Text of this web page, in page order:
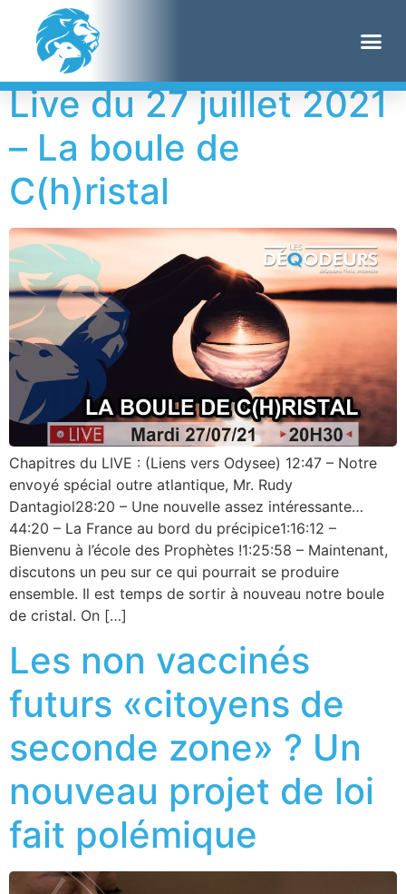
Étiquette :
Live du 27 juillet 2021
– La boule de
C(h)ristal
Chapitres du LIVE : (Liens vers Odysee) 12:47 – Notre
envoyé spécial outre atlantique, Mr. Rudy
Dantagiol28:20 – Une nouvelle assez intéressante…
44:20 – La France au bord du précipice1:16:12 –
Bienvenu à l’école des Prophètes !1:25:58 – Maintenant,
discutons un peu sur ce qui pourrait se produire
ensemble. Il est temps de sortir à nouveau notre boule
de cristal. On […]
Les non vaccinés
futurs «citoyens de
seconde zone» ? Un
nouveau projet de loi
fait polémique